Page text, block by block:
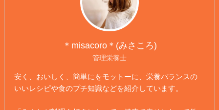
＊misacoro＊(みさころ)
管理栄養士
安く、おいしく、簡単にをモットーに、栄養バランスの
いいレシピや食のプチ知識などを紹介しています。